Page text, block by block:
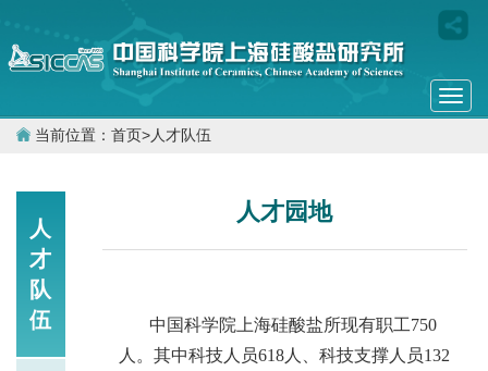
当前位置： 首页>人才队伍
人
才
队
伍
人才园地
中国科学院上海硅酸盐所现有职工750
人。其中科技人员618人、科技支撑人员132